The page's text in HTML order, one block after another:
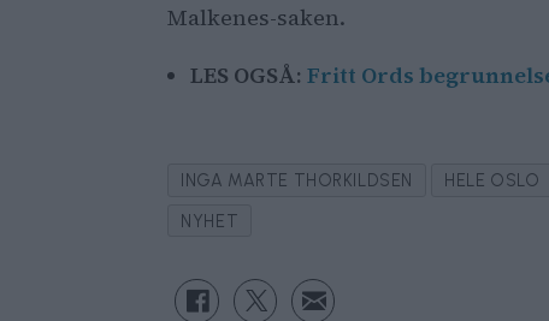
Malkenes-saken.
LES OGSÅ:Fritt Ords
INGA MARTE THORKILDSEN HELE OSLO
NYHET